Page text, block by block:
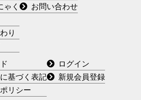
ゃく
り
お問い合わせ
基づく表記
リシー
ログイン
新規会員登録